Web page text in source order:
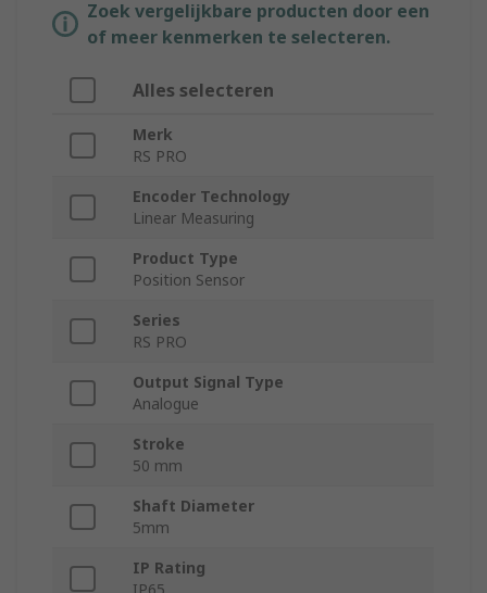
Zoek vergelijkbare producten door een
of meer kenmerken te selecteren.
Alles selecteren
Merk
RS PRO
Encoder Technology
Linear Measuring
Product Type
Position Sensor
Series
RS PRO
Output Signal Type
Analogue
Stroke
50 mm
Shaft Diameter
5mm
IP Rating